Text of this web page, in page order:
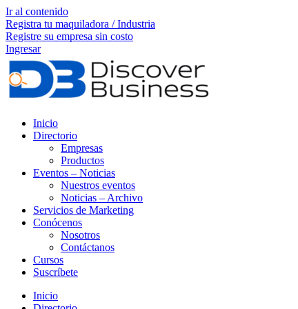
Ir al contenido
Registra tu maquiladora / Industria
Registre su empresa sin costo
Ingresar
Inicio
Directorio
Empresas
Productos
Eventos – Noticias
Nuestros eventos
Noticias – Archivo
Servicios de Marketing
Conócenos
Nosotros
Contáctanos
Cursos
Suscríbete
Inicio